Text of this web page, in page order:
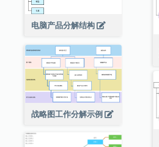
电脑产品分解结构
战略图工作分解示例